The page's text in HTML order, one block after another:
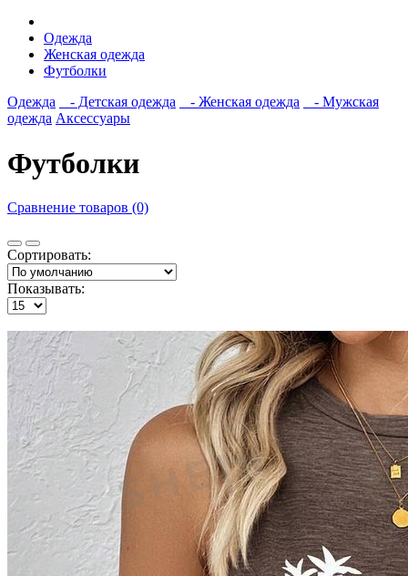
Одежда
Женская одежда
Футболки
Одежда
- Детская одежда - Женская одежда
- Мужская
одежда Аксессуары
Футболки
Сравнение товаров (0)
Сортировать:
Показывать: